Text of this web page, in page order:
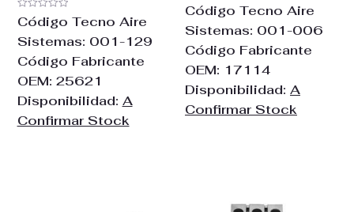
Valorado
con
0
de
Código Tecno Aire
Sistemas: 001-129
Código Fabricante
OEM: 25621
Disponibilidad: A
Confirmar Stock
Valorado
con
0
de
Código Tecno Aire
Sistemas: 001-006
Código Fabricante
OEM: 17114
Disponibilidad: A
Confirmar Stock